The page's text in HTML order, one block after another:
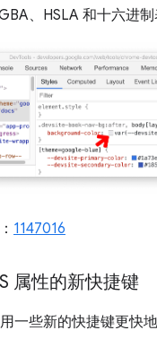
、HSLA 和十六进制
1147016
属性的新快捷键
一些新的快捷键更快地